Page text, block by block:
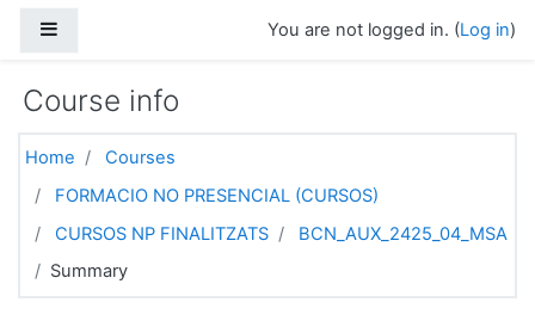
You are not logged in. (Log in)
Course info
Home
Courses
FORMACIO NO PRESENCIAL (CURSOS)
CURSOS NP FINALITZATS
BCN_AUX_2425_04_MSA
Summary